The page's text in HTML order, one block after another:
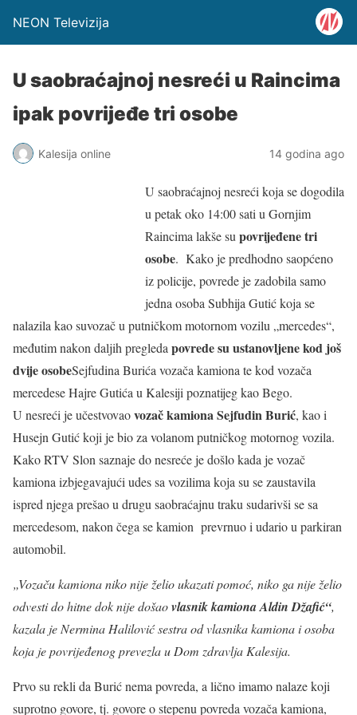
NEON Televizija
U saobraćajnoj nesreći u Raincima
ipak povrijeđe tri osobe
Kalesija online 14 godina ago
U saobraćajnoj nesreći koja se dogodila
u petak oko 14:00 sati u Gornjim
Raincima lakše su povrijeđene tri
osobe. Kako je predhodno saopćeno
iz policije, povrede je zadobila samo
jedna osoba Subhija Gutić koja se
nalazila kao suvozač u putničkom motornom vozilu „mercedes“,
međutim nakon daljih pregleda povrede su ustanovljene kod još
dvije osobeSejfudina Burića vozača kamiona te kod vozača
mercedese Hajre Gutića u Kalesiji poznatijeg kao Bego.
U nesreći je učestvovaovozač kamiona Sejfudin Burić, kao i
Husejn Gutić koji je bio za volanom putničkog motornog vozila.
Kako RTV Slon saznaje do nesreće je došlo kada je vozač
kamiona izbjegavajući udes sa vozilima koja su se zaustavila
ispred njega prešao u drugu saobraćajnu traku sudarivši se sa
mercedesom, nakon čega se kamion prevrnuo i udario u parkiran
automobil.
„Vozaču kamiona niko nije želio ukazati pomoć, niko ga nije želio
odvesti do hitne dok nije došaovlasnik kamiona Aldin Džafić“,
kazala je Nermina Halilović sestra od vlasnika kamiona i osoba
koja je povrijeđenog prevezla u Dom zdravlja Kalesija.
Prvo su rekli da Burić nema povreda, a lično imamo nalaze koji
suprotno govore, tj. govore o stepenu povreda vozača kamiona,